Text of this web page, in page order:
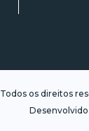
Todos os direitos